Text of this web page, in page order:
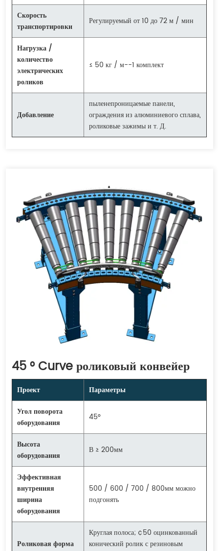
Скорость
транспортировки
Регулируемый от 10 до 72 м / мин
Нагрузка /
количество
электрических
роликов
≤ 50 кг / м--1 комплект
Добавление
пыленепроницаемые панели,
ограждения из алюминиевого сплава,
роликовые зажимы и т. Д.
45 ° Curve роликовый конвейер
Проект
Параметры
Угол поворота
оборудования
45°
Высота
оборудования
В ≥ 200мм
Эффективная
внутренняя
ширина
оборудования
500 / 600 / 700 / 800мм можно
подгонять
Роликовая форма
Круглая полоса; ¢50 оцинкованный
конический ролик с резиновым